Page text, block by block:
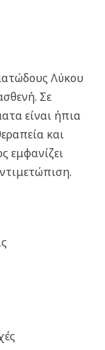
Λύκου
Σε
είναι ήπια
και
εμφανίζει